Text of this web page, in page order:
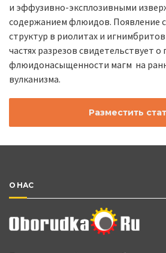
и эффузивно-эксплозивными
содержанием флюидов. Появление
структур в риолитах и
частях разрезов свидетельствует
флюидонасыщенности магм на
вулканизма.
Разместить
О НАС